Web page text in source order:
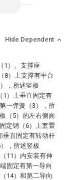
Hide Dependent
1）、支撑座
8）上支撑有平台
，所述竖板
1）上垂直固定有
一弹簧（3），所
（5）的左右侧面
定销（6）上套置
垂直固定有转动杆
，所述竖板
11）内安装有伸
固定有第一导向
14）和第二导向